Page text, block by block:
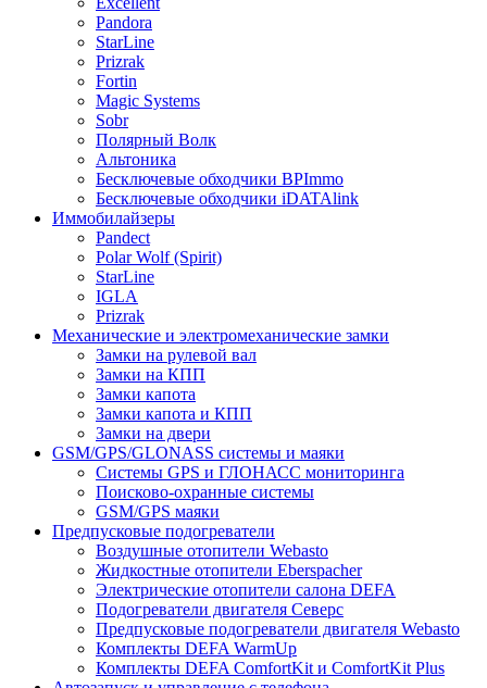
Pandora
StarLine
Prizrak
Fortin
Magic Systems
Sobr
Полярный Волк
Альтоника
Бесключевые обходчики BPImmo
Бесключевые обходчики iDATAlink
Иммобилайзеры
Pandect
Polar Wolf (Spirit)
StarLine
IGLA
Prizrak
Механические и электромеханические замки
Замки на рулевой вал
Замки на КПП
Замки капота
Замки капота и КПП
Замки на двери
GSM/GPS/GLONASS системы и маяки
Системы GPS и ГЛОНАСС мониторинга
Поисково-охранные системы
GSM/GPS маяки
Предпусковые подогреватели
Воздушные отопители Webasto
Жидкостные отопители Eberspacher
Электрические отопители салона DEFA
Подогреватели двигателя Северс
Предпусковые подогреватели двигателя Webasto
Комплекты DEFA WarmUp
Комплекты DEFA ComfortKit и ComfortKit Plus